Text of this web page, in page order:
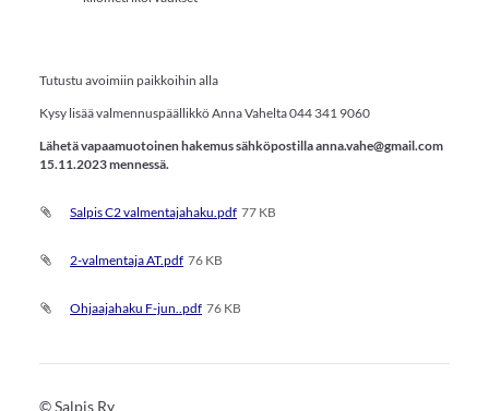
Tutustu avoimiin paikkoihin alla
Kysy lisää valmennuspäällikkö Anna Vahelta 044 341 9060
Lähetä vapaamuotoinen hakemus sähköpostilla anna.vahe@gmail.com
15.11.2023 mennessä.
Salpis C2 valmentajahaku.pdf 77 KB
2-valmentaja AT.pdf 76 KB
Ohjaajahaku F-jun..pdf 76 KB
©Salpis Ry